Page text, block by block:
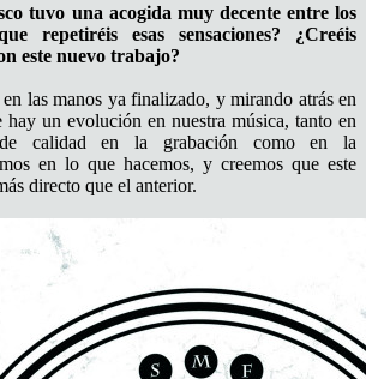
tuvo una acogida muy decente entre los
repetiréis esas sensaciones? ¿Creéis
este nuevo trabajo?
las manos ya finalizado, y mirando atrás en
hay un evolución en nuestra música, tanto en
calidad en la grabación como en la
en lo que hacemos, y creemos que este
directo que el anterior.